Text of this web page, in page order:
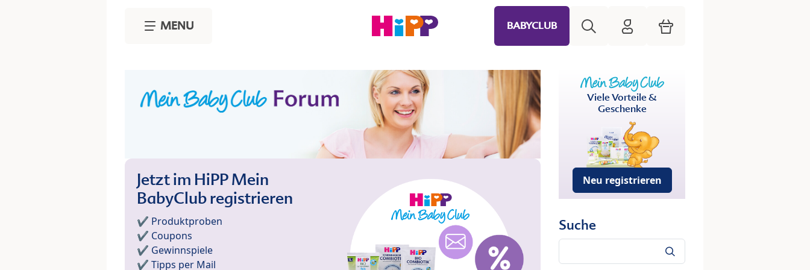
MENU BABYCLUB HiPP Mein Babyclub
Warenkorb
Jetzt im HiPP Mein
BabyClub registrieren
✔️ Produktproben
✔️ Coupons
✔️ Gewinnspiele
✔️ Tipps per Mail
Viele Vorteile &
Geschenke
Neu registrieren
Suche